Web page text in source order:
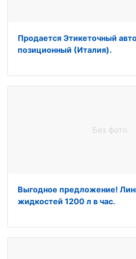
Продается Этикеточный
позиционный (Италия).
Без фото
Выгодное предложение!
жидкостей 1200 л в час.